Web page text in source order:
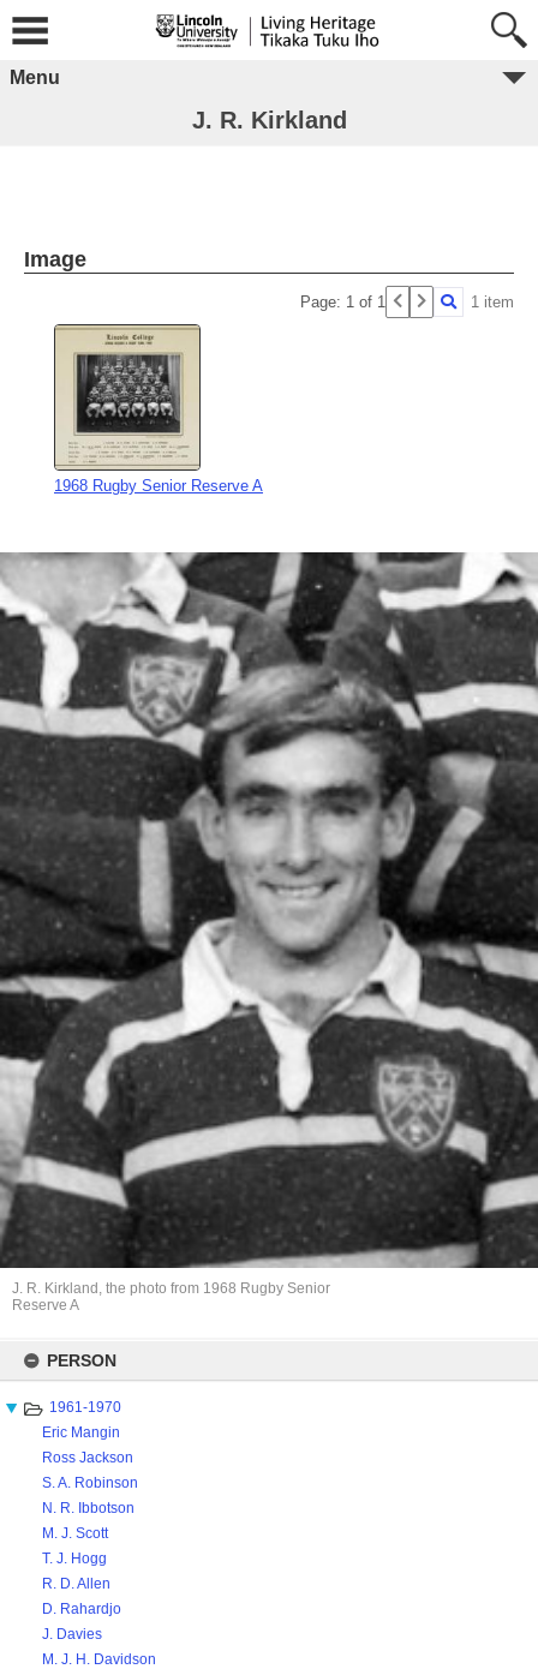
content
PERSON
1961-1970
Eric Mangin
Ross Jackson
S. A. Robinson
N. R. Ibbotson
M. J. Scott
T. J. Hogg
R. D. Allen
D. Rahardjo
J. Davies
M. J. H. Davidson
Menu
J. R. Kirkland
Image
Page: 1 of 1 1 item
1968 Rugby Senior Reserve A
J. R. Kirkland, the photo from 1968 Rugby Senior
Reserve A